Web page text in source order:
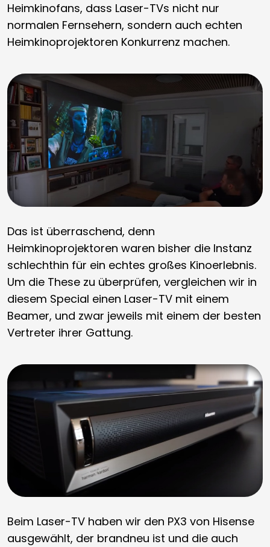
Heimkinofans, dass Laser-TVs nicht nur
normalen Fernsehern, sondern auch echten
Heimkinoprojektoren Konkurrenz machen.
Das ist überraschend, denn
Heimkinoprojektoren waren bisher die Instanz
schlechthin für ein echtes großes Kinoerlebnis.
Um die These zu überprüfen, vergleichen wir in
diesem Special einen Laser-TV mit einem
Beamer, und zwar jeweils mit einem der besten
Vertreter ihrer Gattung.
Beim Laser-TV haben wir den PX3 von Hisense
ausgewählt, der brandneu ist und die auch